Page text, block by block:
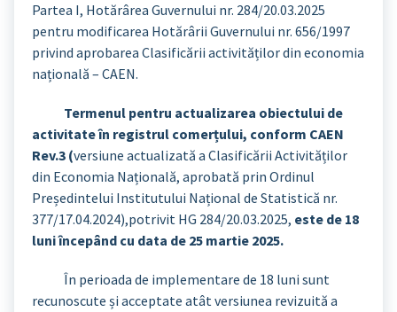
Partea I, Hotărârea Guvernului nr. 284/20.03.2025
pentru modificarea Hotărârii Guvernului nr. 656/1997
privind aprobarea Clasificării activităților din economia
națională – CAEN.
Termenul pentru actualizarea obiectului de
activitate în registrul comerțului, conform CAEN
Rev.3 (versiune actualizată a Clasificării Activităților
din Economia Națională, aprobată prin Ordinul
Președintelui Institutului Național de Statistică nr.
377/17.04.2024),potrivit HG 284/20.03.2025, este de 18
luni începând cu data de 25 martie 2025.
În perioada de implementare de 18 luni sunt
recunoscute și acceptate atât versiunea revizuită a